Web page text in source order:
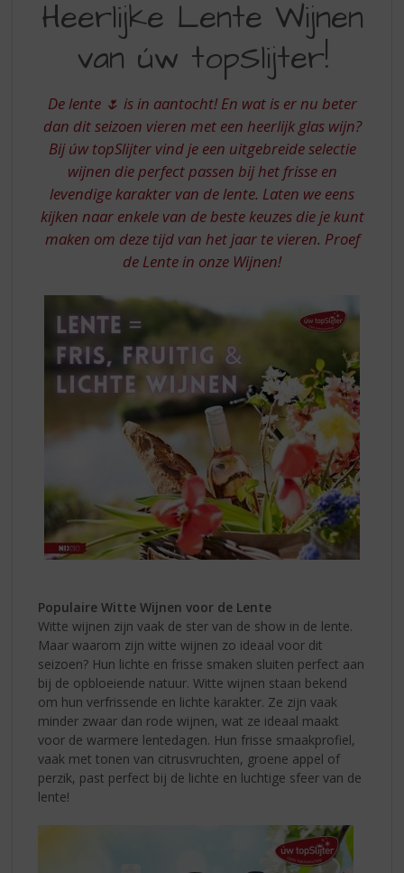
LENTE
WIJNEN
UW
TOPSLIJTER
Heerlijke Lente Wijnen
van úw topSlijter!
De lente 🌷 is in aantocht! En wat is er nu beter
dan dit seizoen vieren met een heerlijk glas wijn?
Bij úw topSlijter vind je een uitgebreide selectie
wijnen die perfect passen bij het frisse en
levendige karakter van de lente. Laten we eens
kijken naar enkele van de beste keuzes die je kunt
maken om deze tijd van het jaar te vieren. Proef
de Lente in onze Wijnen!
Populaire Witte Wijnen voor de Lente
Witte wijnen zijn vaak de ster van de show in de lente.
Maar waarom zijn witte wijnen zo ideaal voor dit
seizoen? Hun lichte en frisse smaken sluiten perfect aan
bij de opbloeiende natuur. Witte wijnen staan bekend
om hun verfrissende en lichte karakter. Ze zijn vaak
minder zwaar dan rode wijnen, wat ze ideaal maakt
voor de warmere lentedagen. Hun frisse smaakprofiel,
vaak met tonen van citrusvruchten, groene appel of
perzik, past perfect bij de lichte en luchtige sfeer van de
lente!